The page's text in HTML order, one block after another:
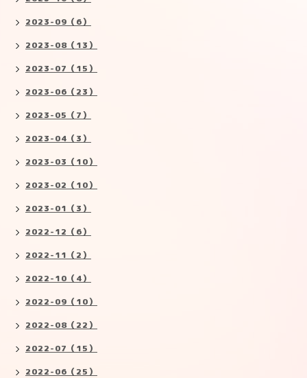
2023-09（6）
2023-08（13）
2023-07（15）
2023-06（23）
2023-05（7）
2023-04（3）
2023-03（10）
2023-02（10）
2023-01（3）
2022-12（6）
2022-11（2）
2022-10（4）
2022-09（10）
2022-08（22）
2022-07（15）
2022-06（25）